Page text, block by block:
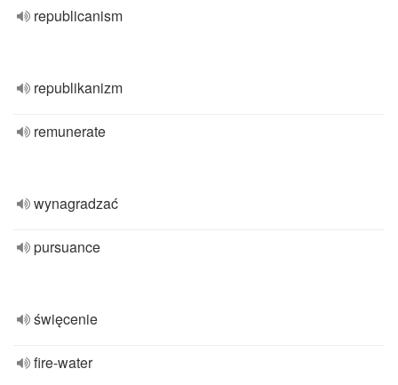
republicanism
republikanizm
remunerate
wynagradzać
pursuance
święcenie
fire-water